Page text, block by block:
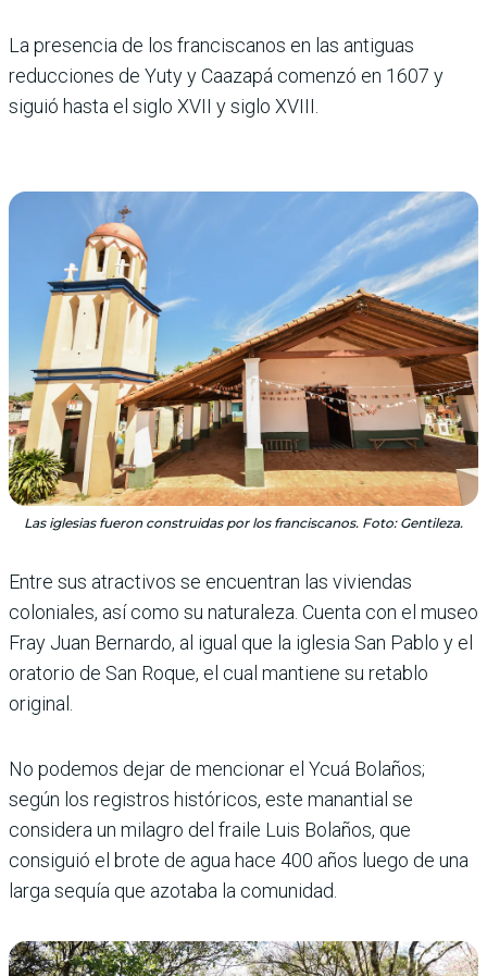
La presencia de los franciscanos en las antiguas
reducciones de Yuty y Caazapá comenzó en 1607 y
siguió hasta el siglo XVII y siglo XVIII.
Las iglesias fueron construidas por los franciscanos. Foto: Gentileza.
Entre sus atractivos se encuentran las viviendas
coloniales, así como su naturaleza. Cuenta con el museo
Fray Juan Bernardo, al igual que la iglesia San Pablo y el
oratorio de San Roque, el cual mantiene su retablo
original.
No podemos dejar de mencionar el Ycuá Bolaños;
según los registros históricos, este manantial se
considera un milagro del fraile Luis Bolaños, que
consiguió el brote de agua hace 400 años luego de una
larga sequía que azotaba la comunidad.